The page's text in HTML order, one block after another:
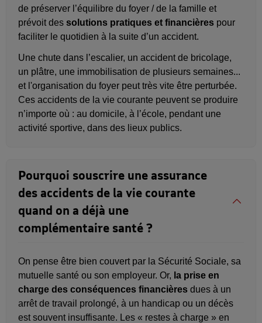
de préserver l’équilibre du foyer / de la famille et
prévoit des solutions pratiques et financières pour
faciliter le quotidien à la suite d’un accident.
Une chute dans l’escalier, un accident de bricolage,
un plâtre, une immobilisation de plusieurs semaines...
et l'organisation du foyer peut très vite être perturbée.
Ces accidents de la vie courante peuvent se produire
n’importe où : au domicile, à l’école, pendant une
activité sportive, dans des lieux publics.
Pourquoi souscrire une assurance
des accidents de la vie courante
quand on a déjà une
complémentaire santé ?
On pense être bien couvert par la Sécurité Sociale, sa
mutuelle santé ou son employeur. Or, la prise en
charge des conséquences financières dues à un
arrêt de travail prolongé, à un handicap ou un décès
est souvent insuffisante. Les « restes à charge » en